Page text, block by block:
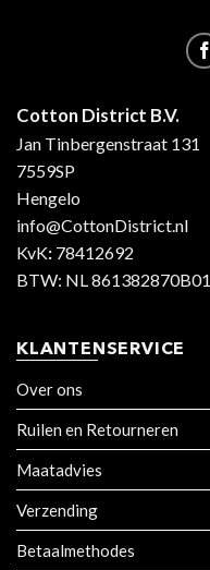
Cotton District B.V.
Jan Tinbergenstraat 131
7559SP
Hengelo
info@CottonDistrict.nl
KvK: 78412692
BTW: NL 861382870B01
KLANTENSERVICE
Over ons
Ruilen en Retourneren
Maatadvies
Verzending
Betaalmethodes